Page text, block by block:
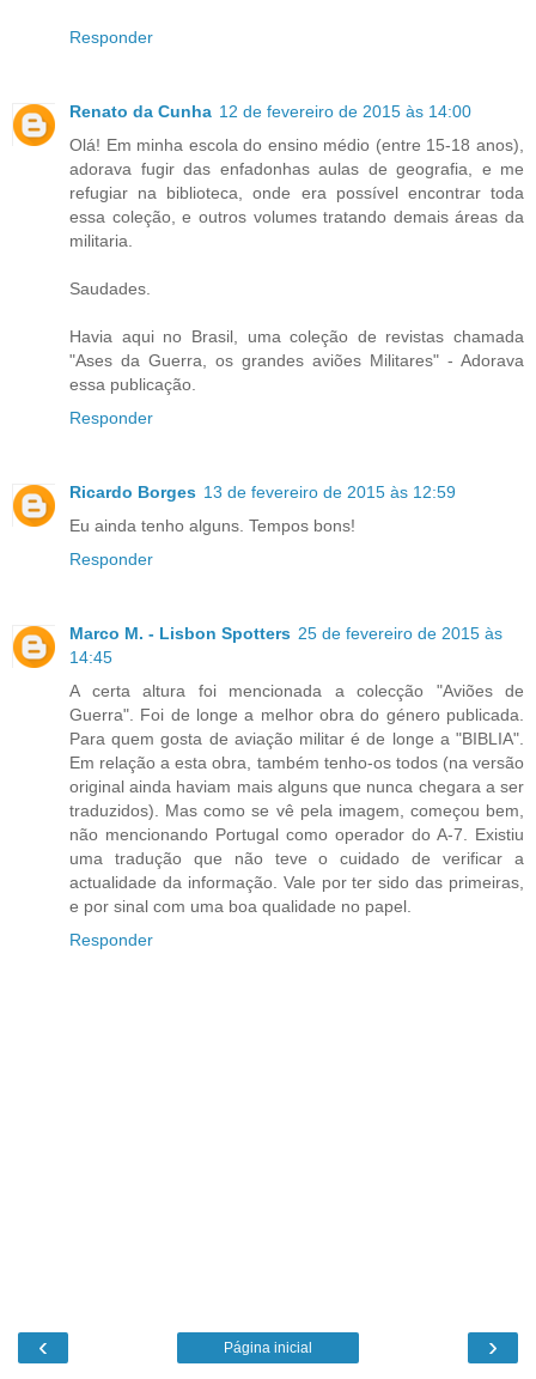
Responder
Renato da Cunha 12 de fevereiro de 2015 às 14:00
Olá! Em minha escola do ensino médio (entre 15-18 anos),
adorava fugir das enfadonhas aulas de geografia, e me
refugiar na biblioteca, onde era possível encontrar toda
essa coleção, e outros volumes tratando demais áreas da
militaria.
Saudades.
Havia aqui no Brasil, uma coleção de revistas chamada
"Ases da Guerra, os grandes aviões Militares" - Adorava
essa publicação.
Responder
Ricardo Borges 13 de fevereiro de 2015 às 12:59
Eu ainda tenho alguns. Tempos bons!
Responder
Marco M. - Lisbon Spotters 25 de fevereiro de 2015 às
14:45
A certa altura foi mencionada a colecção "Aviões de
Guerra". Foi de longe a melhor obra do género publicada.
Para quem gosta de aviação militar é de longe a "BIBLIA".
Em relação a esta obra, também tenho-os todos (na versão
original ainda haviam mais alguns que nunca chegara a ser
traduzidos). Mas como se vê pela imagem, começou bem,
não mencionando Portugal como operador do A-7. Existiu
uma tradução que não teve o cuidado de verificar a
actualidade da informação. Vale por ter sido das primeiras,
e por sinal com uma boa qualidade no papel.
Responder
‹ ›
Página inicial